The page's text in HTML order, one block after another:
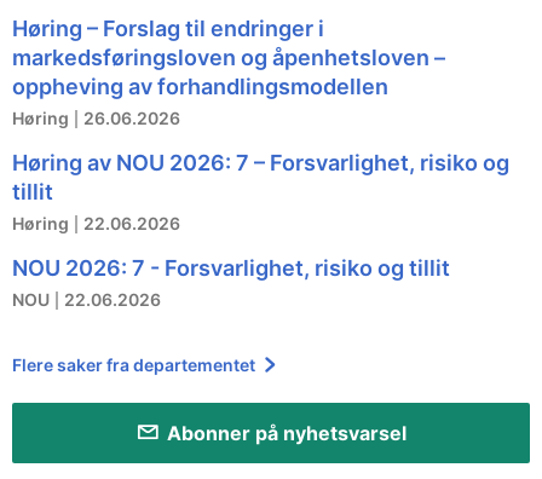
Høring – Forslag til endringer i
markedsføringsloven og åpenhetsloven –
oppheving av forhandlingsmodellen
Høring 26.06.2026
Høring av NOU 2026: 7 – Forsvarlighet, risiko og
tillit
Høring 22.06.2026
NOU 2026: 7 - Forsvarlighet, risiko og tillit
NOU 22.06.2026
Flere saker fra departementet
Abonner på nyhetsvarsel